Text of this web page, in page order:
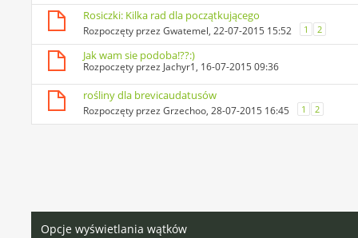
Rosiczki: Kilka rad dla początkującego
Rozpoczęty przezGwatemel, 22-07-2015 15:52 1 2
Jak wam sie podoba!??:)
Rozpoczęty przez Jachyr1, 16-07-2015 09:36
rośliny dla brevicaudatusów
Rozpoczęty przezGrzechoo, 28-07-2015 16:45 1 2
Opcje wyświetlania wątków